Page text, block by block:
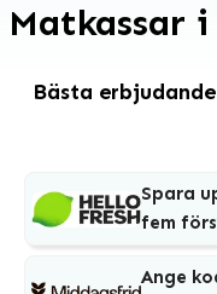
Matkassar
Bästa
Spara
fem
Ange